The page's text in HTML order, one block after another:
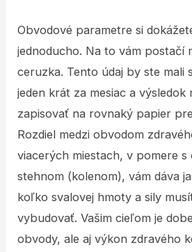
Obvodové parametre si
jednoducho. Na to vám postačí
ceruzka. Tento údaj by ste mali
jeden krát za mesiac a výsledok
zapisovať na rovnaký papier
Rozdiel medzi obvodom
viacerých miestach, v pomere s
stehnom (kolenom), vám dáva
koľko svalovej hmoty a sily
vybudovať. Vašim cieľom je
obvody, ale aj výkon zdravého